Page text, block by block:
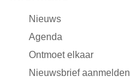
Nieuws
Agenda
Ontmoet elkaar
Nieuwsbrief aanmelden